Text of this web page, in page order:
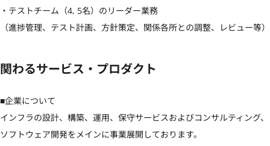
・テストチーム（4, 5名）のリーダー業務
（進捗管理、テスト計画、方針策定、関係各所との調整、レビュー等）
関わるサービス・プロダクト
■企業について
インフラの設計、構築、運用、保守サービスおよびコンサルティング、
ソフトウェア開発をメインに事業展開しております。